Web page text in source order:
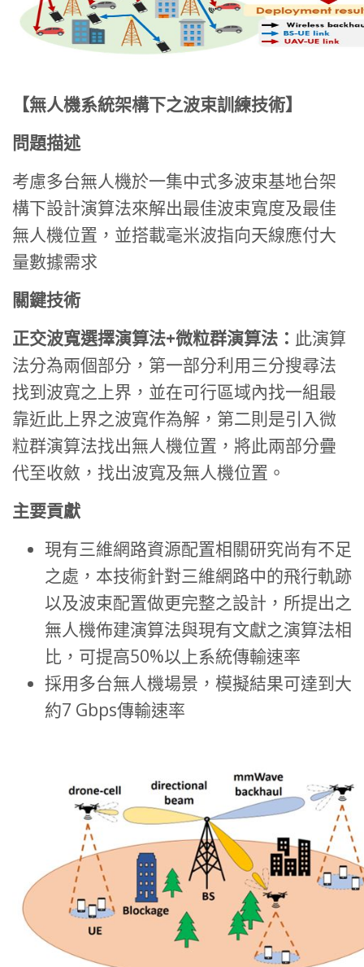
【無人機系統架構下之波束訓練技術】
問題描述
考慮多台無人機於一集中式多波束基地台架
構下設計演算法來解出最佳波束寬度及最佳
無人機位置，並搭載毫米波指向天線應付大
量數據需求
關鍵技術
正交波寬選擇演算法+微粒群演算法： 此演算
法分為兩個部分，第一部分利用三分搜尋法
找到波寬之上界，並在可行區域內找一組最
靠近此上界之波寬作為解，第二則是引入微
粒群演算法找出無人機位置，將此兩部分疊
代至收斂，找出波寬及無人機位置。
主要貢獻
現有三維網路資源配置相關研究尚有不足
之處，本技術針對三維網路中的飛行軌跡
以及波束配置做更完整之設計，所提出之
無人機佈建演算法與現有文獻之演算法相
比，可提高50%以上系統傳輸速率
採用多台無人機場景，模擬結果可達到大
約7 Gbps傳輸速率